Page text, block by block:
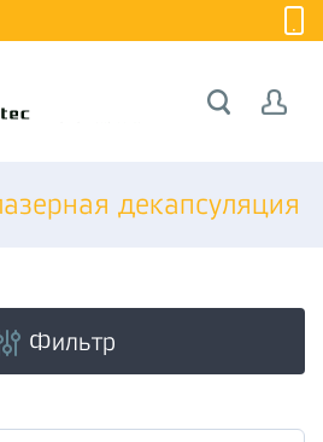
декапсуляция
Фильтр